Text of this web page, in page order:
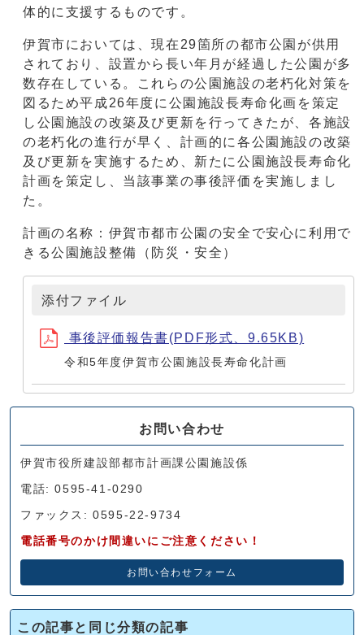
体的に支援するものです。
伊賀市においては、現在29箇所の都市公園が供用
されており、設置から長い年月が経過した公園が多
数存在している。これらの公園施設の老朽化対策を
図るため平成26年度に公園施設長寿命化画を策定
し公園施設の改築及び更新を行ってきたが、各施設
の老朽化の進行が早く、計画的に各公園施設の改築
及び更新を実施するため、新たに公園施設長寿命化
計画を策定し、当該事業の事後評価を実施しまし
た。
計画の名称：伊賀市都市公園の安全で安心に利用で
きる公園施設整備（防災・安全）
添付ファイル
事後評価報告書(PDF形式、9.65KB)
令和5年度伊賀市公園施設長寿命化計画
お問い合わせ
伊賀市役所建設部都市計画課公園施設係
電話: 0595-41-0290
ファックス: 0595-22-9734
電話番号のかけ間違いにご注意ください！
お問い合わせフォーム
この記事と同じ分類の記事